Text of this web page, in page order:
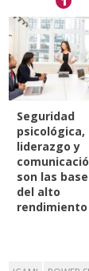
Seguridad
psicológica,
liderazgo y
son las
del alto
rendimiento